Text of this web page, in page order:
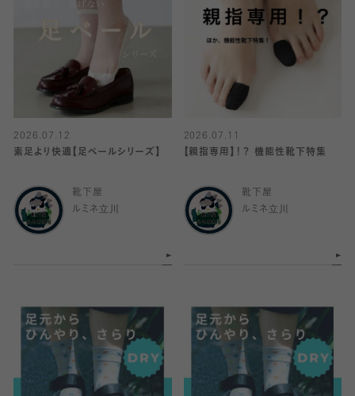
2026.07.12
素足より快適【足ベールシリーズ】
靴下屋
ルミネ立川
2026.07.11
【親指専用】！？ 機能性靴下特集
靴下屋
ルミネ立川